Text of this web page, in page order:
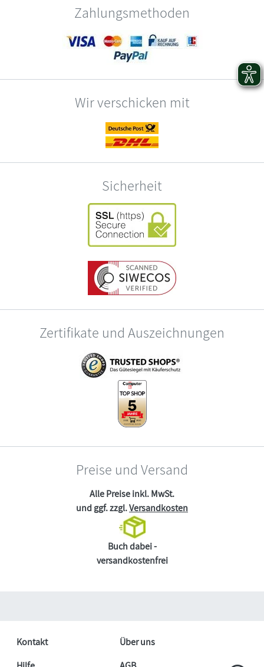
Zahlungsmethoden
Wir verschicken mit
Sicherheit
Zertifikate und Auszeichnungen
Preise und Versand
Alle Preise inkl. MwSt.
und ggf. zzgl.Versandkosten
Buch dabei -
versandkostenfrei
Kontakt
Über uns